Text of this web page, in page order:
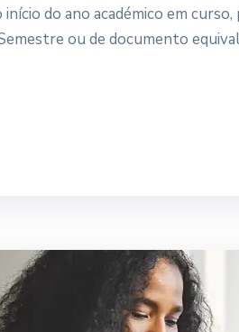
do ano académico em
ou de documento